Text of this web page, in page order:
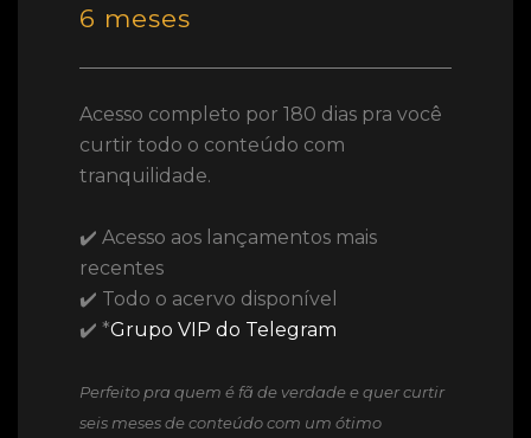
6 meses
Acesso completo por 180 dias pra você
curtir todo o conteúdo com
tranquilidade.
✔️ Acesso aos lançamentos mais
recentes
✔️ Todo o acervo disponível
✔️ *Grupo VIP do Telegram
Perfeito pra quem é fã de verdade e quer curtir
seis meses de conteúdo com um ótimo